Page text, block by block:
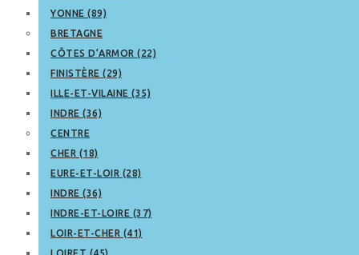
YONNE (89)
BRETAGNE
CÔTES D’ARMOR (22)
FINISTÈRE (29)
ILLE-ET-VILAINE (35)
INDRE (36)
CENTRE
CHER (18)
EURE-ET-LOIR (28)
INDRE (36)
INDRE-ET-LOIRE (37)
LOIR-ET-CHER (41)